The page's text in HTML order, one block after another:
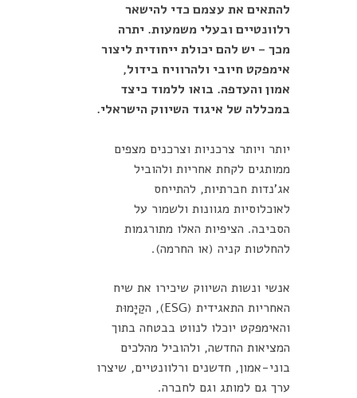
להתאים את עצמם כדי להישאר
רלוונטיים ובעלי משמעות. יתרה
מכך – יש להם יכולת ייחודית ליצור
אימפקט חיובי ולהרוויח בידול,
אמון והעדפה. בואו ללמוד כיצד
במכללה של איגוד השיווק הישראלי.
יותר ויותר צרכניות וצרכנים מצפים
ממותגים לקחת אחריות ולהוביל
אג'נדות חברתיות, להתייחס
לאוכלוסיות מגוונות ולשמור על
הסביבה. הציפיות האלו מתורגמות
להחלטות קניה (או החרמה).
אנשי ונשות השיווק שיכירו את שיח
האחריות התאגידית (ESG), הקַיָּמוּת
והאימפקט יוכלו לנווט בבטחה בתוך
המציאות החדשה, ולהוביל מהלכים
בוני-אמון, חדשנים ורלוונטיים, שיצרו
ערך גם למותג וגם לחברה.